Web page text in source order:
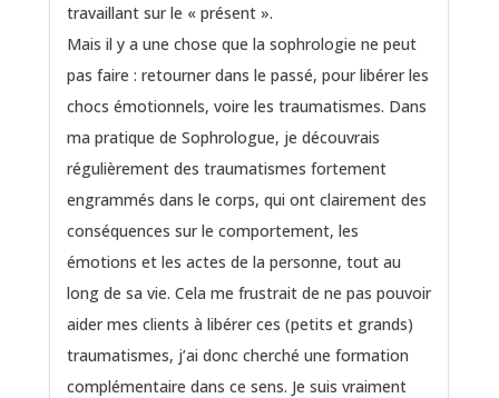
travaillant sur le « présent ».
Mais il y a une chose que la sophrologie ne peut
pas faire : retourner dans le passé, pour libérer les
chocs émotionnels, voire les traumatismes. Dans
ma pratique de Sophrologue, je découvrais
régulièrement des traumatismes fortement
engrammés dans le corps, qui ont clairement des
conséquences sur le comportement, les
émotions et les actes de la personne, tout au
long de sa vie. Cela me frustrait de ne pas pouvoir
aider mes clients à libérer ces (petits et grands)
traumatismes, j’ai donc cherché une formation
complémentaire dans ce sens. Je suis vraiment